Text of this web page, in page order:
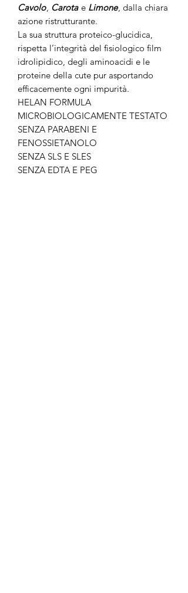
Cavolo Carota e Limone, dalla chiara
azione ristrutturante.
La sua struttura proteico-glucidica,
rispetta l’integrità del fisiologico film
idrolipidico, degli aminoacidi e le
proteine della cute pur asportando
efficacemente ogni impurità.
HELAN FORMULA
MICROBIOLOGICAMENTE TESTATO
SENZA PARABENI E
FENOSSIETANOLO
SENZA SLS E SLES
SENZA EDTA E PEG